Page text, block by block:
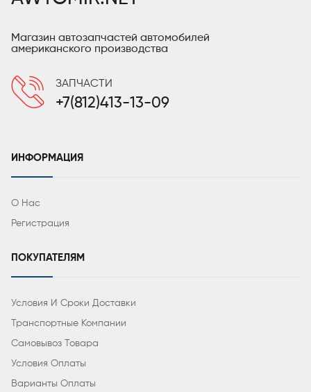
Магазин автозапчастей автомобилей
американского производства
ЗАПЧАСТИ
+7(812)413-13-09
ИНФОРМАЦИЯ
О Нас
Регистрация
ПОКУПАТЕЛЯМ
Условия И Сроки Доставки
Транспортные Компании
Самовывоз Товара
Условия Оплаты
Варианты Оплаты